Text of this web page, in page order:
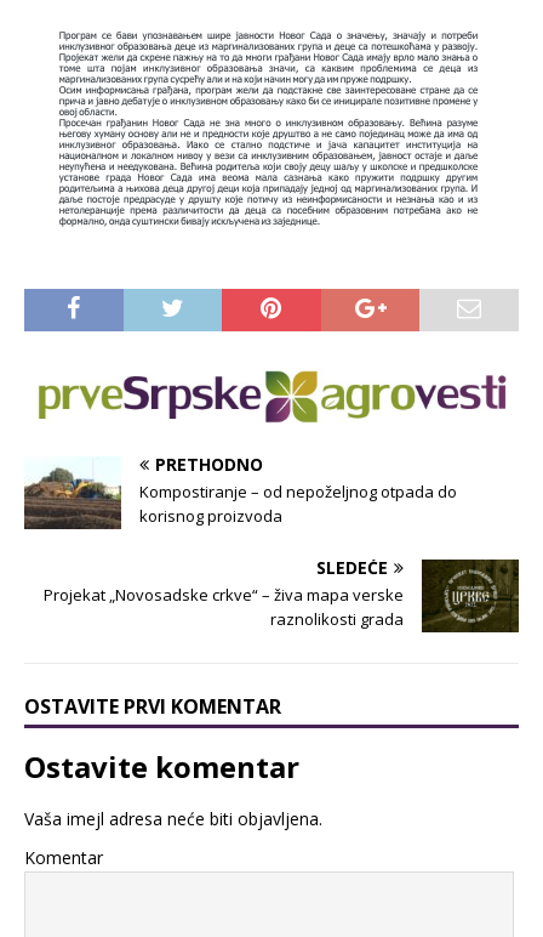
PRETHODNO
Kompostiranje – od nepoželjnog otpada do
korisnog proizvoda
SLEDEĆE
Projekat „Novosadske crkve“ – živa mapa verske
raznolikosti grada
OSTAVITE PRVI KOMENTAR
Ostavite komentar
Vaša imejl adresa neće biti objavljena.
Komentar